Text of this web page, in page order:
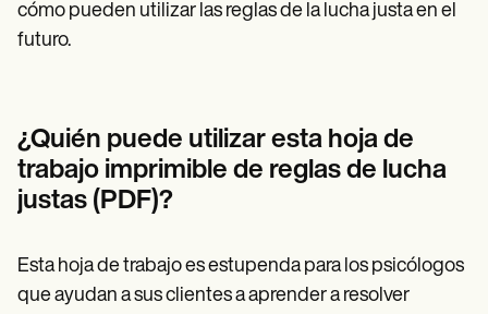
cómo pueden utilizar las reglas de la lucha justa en el
futuro.
¿Quién puede utilizar esta hoja de
trabajo imprimible de reglas de lucha
justas (PDF)?
Esta hoja de trabajo es estupenda para los psicólogos
que ayudan a sus clientes a aprender a resolver